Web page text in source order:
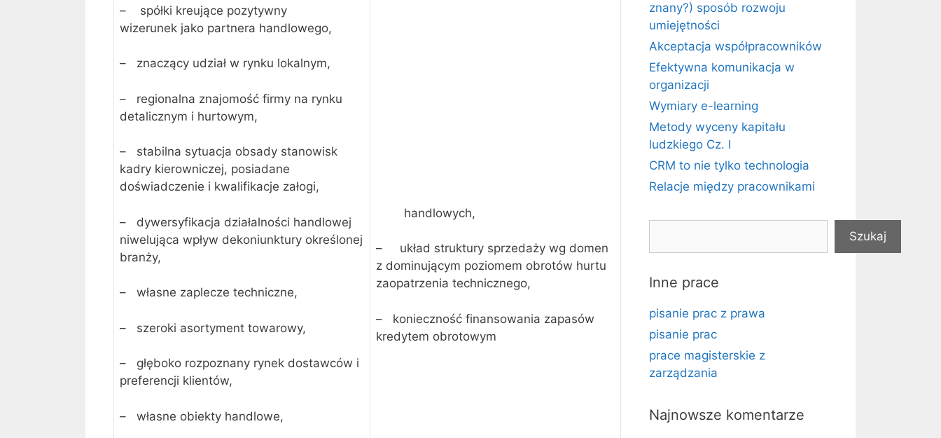
– spółki kreujące pozytywny
wizerunek jako partnera handlowego,
– znaczący udział w rynku lokalnym,
– regionalna znajomość firmy na rynku
detalicznym i hurtowym,
– stabilna sytuacja obsady stanowisk
kadry kierowniczej, posiadane
doświadczenie i kwalifikacje załogi,
– dywersyfikacja działalności handlowej
niwelująca wpływ dekoniunktury określonej
branży,
– własne zaplecze techniczne,
– szeroki asortyment towarowy,
– głęboko rozpoznany rynek dostawców i
preferencji klientów,
– własne obiekty handlowe,
handlowych,
– układ struktury sprzedaży wg domen
z dominującym poziomem obrotów hurtu
zaopatrzenia technicznego,
– konieczność finansowania zapasów
kredytem obrotowym
znany?) sposób rozwoju
umiejętności
Akceptacja współpracowników
Efektywna komunikacja w
organizacji
Wymiary e-learning
Metody wyceny kapitału
ludzkiego Cz. I
CRM to nie tylko technologia
Relacje między pracownikami
Szukaj
Inne prace
pisanie prac z prawa
pisanie prac
prace magisterskie z
zarządzania
Najnowsze komentarze